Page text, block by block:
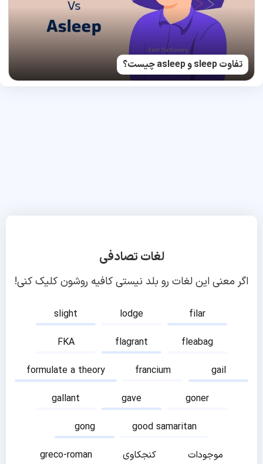
تفاوت sleep و asleep چیست؟
لغات تصادفی
اگر معنی این لغات رو بلد نیستی کافیه روشون کلیک کنی!
slight lodge
filar
FKA
flagrant
fleabag
formulate a theory
francium
gail
gallant
gave
goner
gong
good samaritan
greco-roman
کنجکاوی
موجودات